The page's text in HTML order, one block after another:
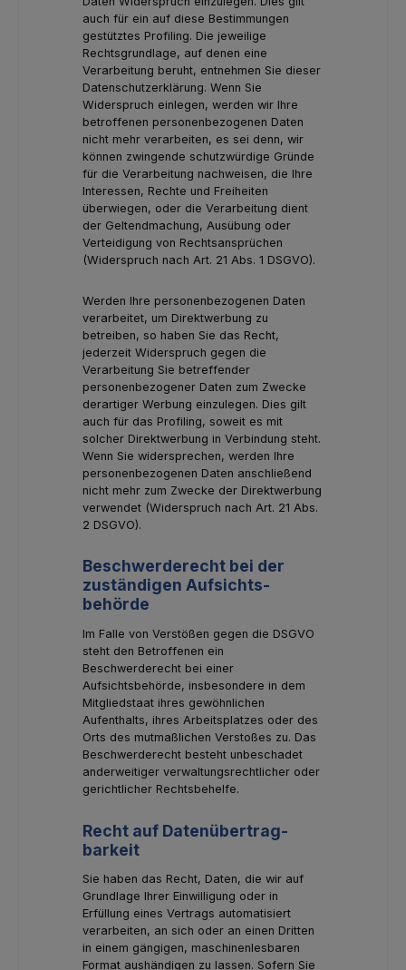
auch für ein auf diese Bestimmungen
gestütztes Profiling. Die jeweilige
Rechtsgrundlage, auf denen eine
Verarbeitung beruht, entnehmen Sie dieser
Datenschutzerklärung. Wenn Sie
Widerspruch einlegen, werden wir Ihre
betroffenen personenbezogenen Daten
nicht mehr verarbeiten, es sei denn, wir
können zwingende schutzwürdige Gründe
für die Verarbeitung nachweisen, die Ihre
Interessen, Rechte und Freiheiten
überwiegen, oder die Verarbeitung dient
der Geltendmachung, Ausübung oder
Verteidigung von Rechtsansprüchen
(Widerspruch nach Art. 21 Abs. 1 DSGVO).
Werden Ihre personenbezogenen Daten
verarbeitet, um Direktwerbung zu
betreiben, so haben Sie das Recht,
jederzeit Widerspruch gegen die
Verarbeitung Sie betreffender
personenbezogener Daten zum Zwecke
derartiger Werbung einzulegen. Dies gilt
auch für das Profiling, soweit es mit
solcher Direktwerbung in Verbindung steht.
Wenn Sie widersprechen, werden Ihre
personenbezogenen Daten anschließend
nicht mehr zum Zwecke der Direktwerbung
verwendet (Widerspruch nach Art. 21 Abs.
2 DSGVO).
Beschwerde­recht bei der
zuständigen Aufsichts­
behörde
Im Falle von Verstößen gegen die DSGVO
steht den Betroffenen ein
Beschwerderecht bei einer
Aufsichtsbehörde, insbesondere in dem
Mitgliedstaat ihres gewöhnlichen
Aufenthalts, ihres Arbeitsplatzes oder des
Orts des mutmaßlichen Verstoßes zu. Das
Beschwerderecht besteht unbeschadet
anderweitiger verwaltungsrechtlicher oder
gerichtlicher Rechtsbehelfe.
Recht auf Daten­übertrag­
barkeit
Sie haben das Recht, Daten, die wir auf
Grundlage Ihrer Einwilligung oder in
Erfüllung eines Vertrags automatisiert
verarbeiten, an sich oder an einen Dritten
in einem gängigen, maschinenlesbaren
Format aushändigen zu lassen. Sofern Sie